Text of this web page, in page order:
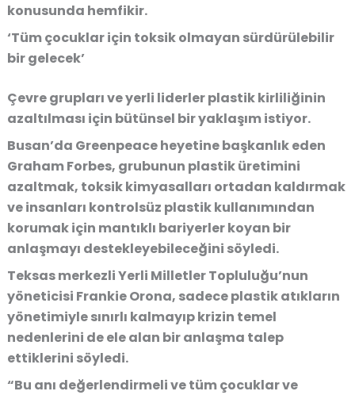
konusunda hemfikir.
‘Tüm çocuklar için toksik olmayan sürdürülebilir
bir gelecek’
Çevre grupları ve yerli liderler plastik kirliliğinin
azaltılması için bütünsel bir yaklaşım istiyor.
Busan’da Greenpeace heyetine başkanlık eden
Graham Forbes, grubunun plastik üretimini
azaltmak, toksik kimyasalları ortadan kaldırmak
ve insanları kontrolsüz plastik kullanımından
korumak için mantıklı bariyerler koyan bir
anlaşmayı destekleyebileceğini söyledi.
Teksas merkezli Yerli Milletler Topluluğu’nun
yöneticisi Frankie Orona, sadece plastik atıkların
yönetimiyle sınırlı kalmayıp krizin temel
nedenlerini de ele alan bir anlaşma talep
ettiklerini söyledi.
“Bu anı değerlendirmeli ve tüm çocuklar ve